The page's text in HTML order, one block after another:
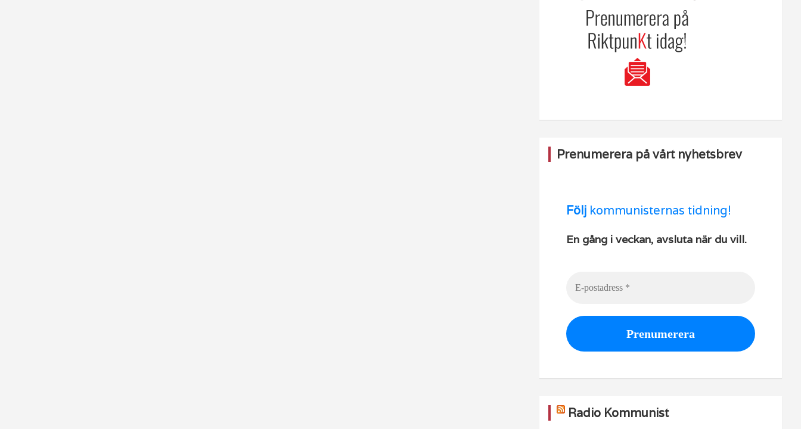
Prenumerera på vårt nyhetsbrev
Följ kommunisternas tidning!
En gång i veckan, avsluta när du vill.
Radio Kommunist